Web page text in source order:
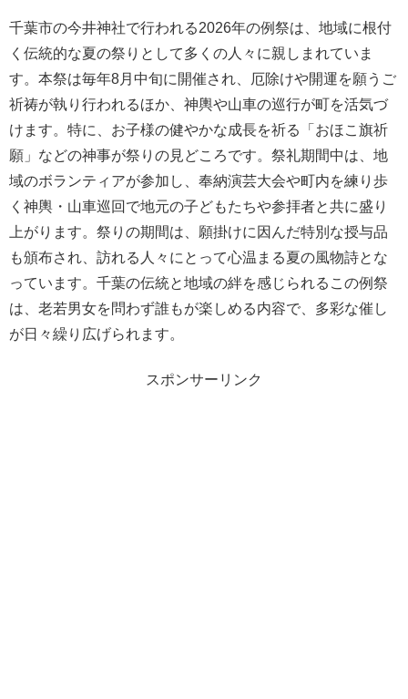
千葉市の今井神社で行われる2026年の例祭は、地域に根付
く伝統的な夏の祭りとして多くの人々に親しまれていま
す。本祭は毎年8月中旬に開催され、厄除けや開運を願うご
祈祷が執り行われるほか、神輿や山車の巡行が町を活気づ
けます。特に、お子様の健やかな成長を祈る「おほこ旗祈
願」などの神事が祭りの見どころです。祭礼期間中は、地
域のボランティアが参加し、奉納演芸大会や町内を練り歩
く神輿・山車巡回で地元の子どもたちや参拝者と共に盛り
上がります。祭りの期間は、願掛けに因んだ特別な授与品
も頒布され、訪れる人々にとって心温まる夏の風物詩とな
っています。千葉の伝統と地域の絆を感じられるこの例祭
は、老若男女を問わず誰もが楽しめる内容で、多彩な催し
が日々繰り広げられます。
スポンサーリンク